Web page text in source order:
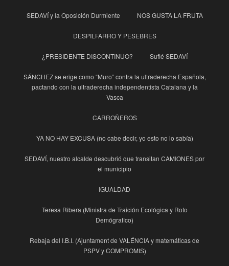
SEDAVÍ y la Oposición Durmiente NOS GUSTA LA FRUTA
DESPILFARRO Y PESEBRES
¿PRESIDENTE DISCONTINUO? Suflé SEDAVÍ
SÁNCHEZ se erige como “Muro” contra la ultraderecha Española,
pactando con la ultraderecha independentista Catalana y la
Vasca
CARROÑEROS
YA NO HAY EXCUSA (no cabe decir, yo esto no lo sabía)
SEDAVÍ, nuestro alcalde descubrió que transitan CAMIONES por
el municipio
IGUALDAD
Teresa Ribera (Ministra de Traición Ecológica y Roto
Demógrafico)
Rebaja del I.B.I. (Ajuntament de VALÉNCIA y matemáticas de
PSPV y COMPROMIS)